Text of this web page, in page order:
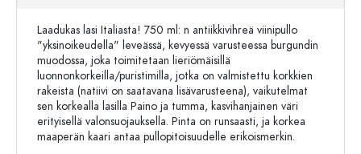
Laadukas lasi Italiasta! 750 ml: n antiikkivihreä viinipullo
"yksinoikeudella" leveässä, kevyessä varusteessa burgundin
muodossa, joka toimitetaan lieriömäisillä
luonnonkorkeilla/puristimilla, jotka on valmistettu korkkien
rakeista (natiivi on saatavana lisävarusteena), vaikutelmat
sen korkealla lasilla Paino ja tumma, kasvihanjainen väri
erityisellä valonsuojauksella. Pinta on runsaasti, ja korkea
maaperän kaari antaa pullopitoisuudelle erikoismerkin.